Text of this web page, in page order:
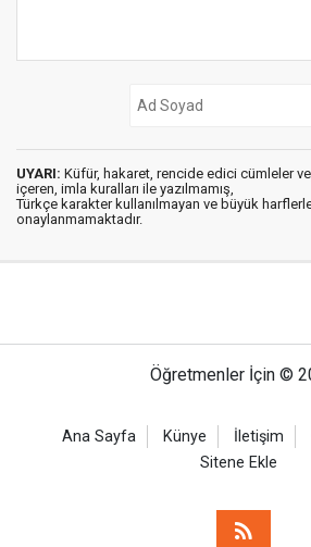
UYARI: Küfür, hakaret, rencide edici cümleler
içeren, imla kuralları ile yazılmamış,
Türkçe karakter kullanılmayan ve büyük
onaylanmamaktadır.
Öğretmenler İçin ©
Ana Sayfa Künye İletişim
Sitene Ekle